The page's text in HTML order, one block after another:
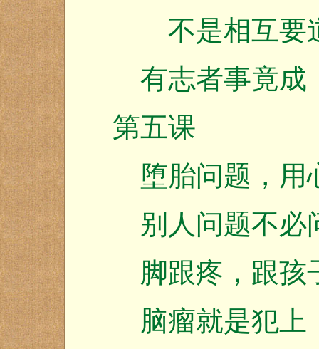
不是相互要
有志者事竟成
第五课
堕胎问题，用
别人问题不必
脚跟疼，跟孩
脑瘤就是犯上